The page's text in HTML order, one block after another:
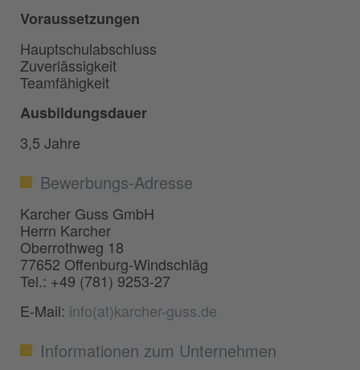
Voraussetzungen
Hauptschulabschluss
Zuverlässigkeit
Teamfähigkeit
Ausbildungsdauer
3,5 Jahre
Bewerbungs-Adresse
Karcher Guss GmbH
Herrn Karcher
Oberrothweg 18
77652 Offenburg-Windschläg
Tel.: +49 (781) 9253-27
E-Mail: info(at)karcher-guss.de
Informationen zum Unternehmen